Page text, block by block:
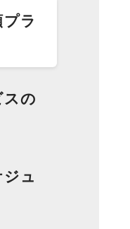
ラ
スの
ュ